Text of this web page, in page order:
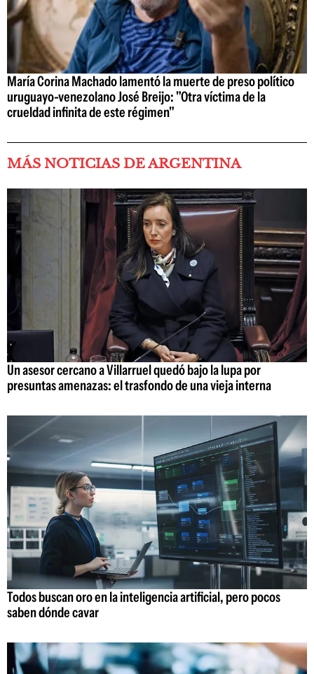
María Corina Machado lamentó la muerte de preso político
uruguayo-venezolano José Breijo: "Otra víctima de la
crueldad infinita de este régimen"
MÁS NOTICIAS DE ARGENTINA
Un asesor cercano a Villarruel quedó bajo la lupa por
presuntas amenazas: el trasfondo de una vieja interna
Todos buscan oro en la inteligencia artificial, pero pocos
saben dónde cavar